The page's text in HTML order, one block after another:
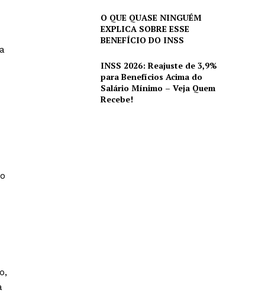
O QUE QUASE NINGUÉM
EXPLICA SOBRE ESSE
BENEFÍCIO DO INSS
INSS 2026: Reajuste de 3,9%
para Benefícios Acima do
Salário Mínimo – Veja Quem
Recebe!